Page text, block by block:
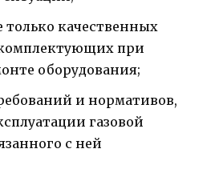
только качественных
при
оборудования;
и нормативов,
газовой
с ней